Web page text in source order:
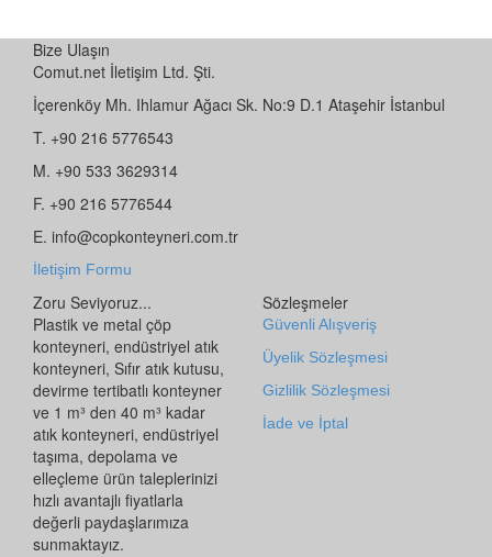
Bize Ulaşın
Comut.net İletişim Ltd. Şti.
İçerenköy Mh. Ihlamur Ağacı Sk. No:9 D.1 Ataşehir İstanbul
T. +90 216 5776543
M. +90 533 3629314
F. +90 216 5776544
E. info@copkonteyneri.com.tr
İletişim Formu
Zoru Seviyoruz...
Plastik ve metal çöp
konteyneri, endüstriyel atık
konteyneri, Sıfır atık kutusu,
devirme tertibatlı konteyner
ve 1 m³ den 40 m³ kadar
atık konteyneri, endüstriyel
taşıma, depolama ve
elleçleme ürün taleplerinizi
hızlı avantajlı fiyatlarla
değerli paydaşlarımıza
sunmaktayız.
Sözleşmeler
Güvenli Alışveriş
Üyelik Sözleşmesi
Gizlilik Sözleşmesi
İade ve İptal